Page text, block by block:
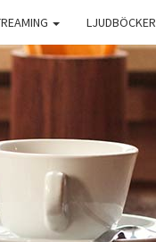
LJUDBÖCKER